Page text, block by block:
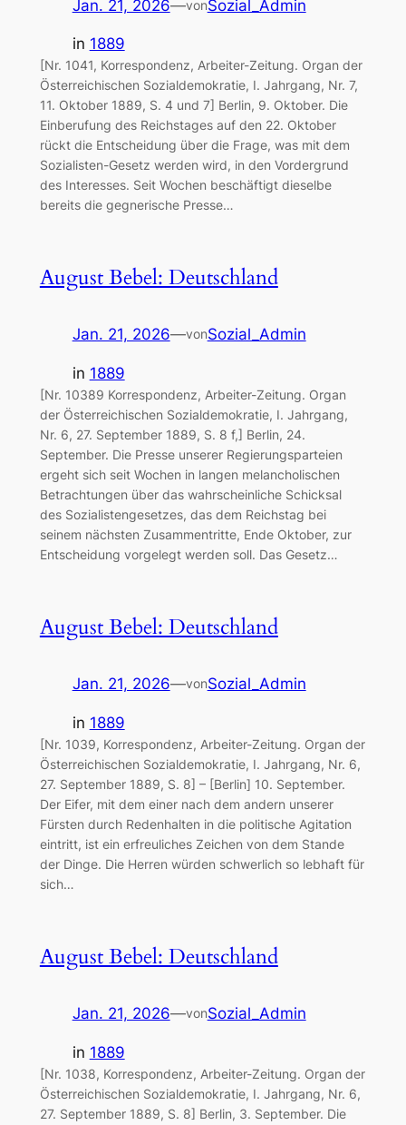
Jan. 21, 2026—vonSozial_Admin
in 1889
[Nr. 1041, Korrespondenz, Arbeiter-Zeitung. Organ der
Österreichischen Sozialdemokratie, I. Jahrgang, Nr. 7,
11. Oktober 1889, S. 4 und 7] Berlin, 9. Oktober. Die
Einberufung des Reichstages auf den 22. Oktober
rückt die Entscheidung über die Frage, was mit dem
Sozialisten-Gesetz werden wird, in den Vordergrund
des Interesses. Seit Wochen beschäftigt dieselbe
bereits die gegnerische Presse…
August Bebel: Deutschland
Jan. 21, 2026—vonSozial_Admin
in 1889
[Nr. 10389 Korrespondenz, Arbeiter-Zeitung. Organ
der Österreichischen Sozialdemokratie, I. Jahrgang,
Nr. 6, 27. September 1889, S. 8 f,] Berlin, 24.
September. Die Presse unserer Regierungsparteien
ergeht sich seit Wochen in langen melancholischen
Betrachtungen über das wahrscheinliche Schicksal
des Sozialistengesetzes, das dem Reichstag bei
seinem nächsten Zusammentritte, Ende Oktober, zur
Entscheidung vorgelegt werden soll. Das Gesetz…
August Bebel: Deutschland
Jan. 21, 2026—vonSozial_Admin
in 1889
[Nr. 1039, Korrespondenz, Arbeiter-Zeitung. Organ der
Österreichischen Sozialdemokratie, I. Jahrgang, Nr. 6,
27. September 1889, S. 8] – [Berlin] 10. September.
Der Eifer, mit dem einer nach dem andern unserer
Fürsten durch Redenhalten in die politische Agitation
eintritt, ist ein erfreuliches Zeichen von dem Stande
der Dinge. Die Herren würden schwerlich so lebhaft für
sich…
August Bebel: Deutschland
Jan. 21, 2026—vonSozial_Admin
in 1889
[Nr. 1038, Korrespondenz, Arbeiter-Zeitung. Organ der
Österreichischen Sozialdemokratie, I. Jahrgang, Nr. 6,
27. September 1889, S. 8] Berlin, 3. September. Die